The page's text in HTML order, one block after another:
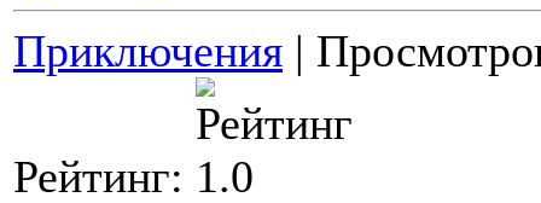
Приключения |
Рейтинг: